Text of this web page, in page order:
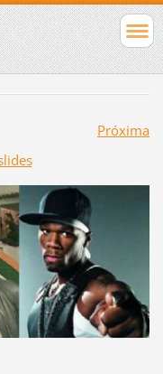
Próxima